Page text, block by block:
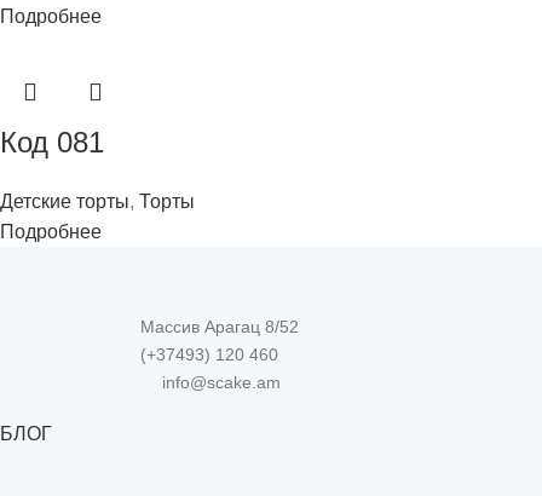
Подробнее
Код 081
Детские торты, Торты
Подробнее
Массив Арагац 8/52
(+37493) 120 460
info@scake.am
БЛОГ